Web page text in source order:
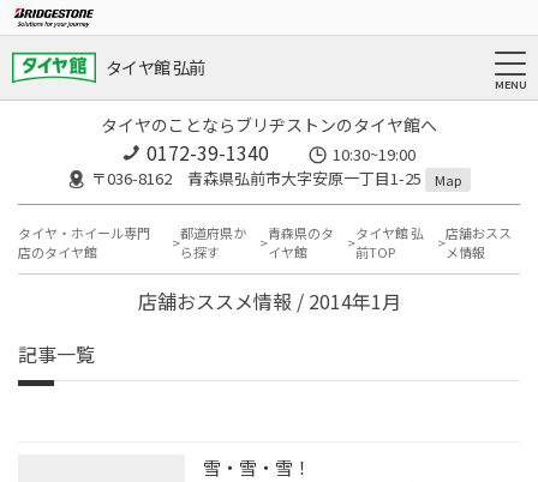
タイヤ館 弘前
タイヤのことならブリヂストンのタイヤ館へ
0172-39-1340
10:30~19:00
〒036-8162 青森県弘前市大字安原一丁目1-25
Map
タイヤ・ホイール専門
店のタイヤ館
都道府県か
ら探す
青森県のタ
イヤ館
タイヤ館 弘
前TOP
店舗おスス
メ情報
店舗おススメ情報 / 2014年1月
記事一覧
雪・雪・雪！